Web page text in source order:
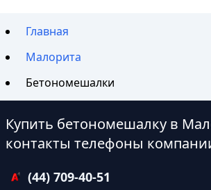
Главная
Малорита
Бетономешалки
Купить бетономешалку в
контакты телефоны
(44) 709-40-51